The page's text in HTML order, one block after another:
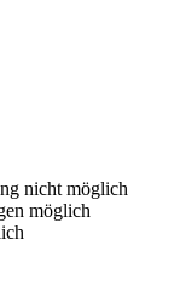
nicht möglich
möglich